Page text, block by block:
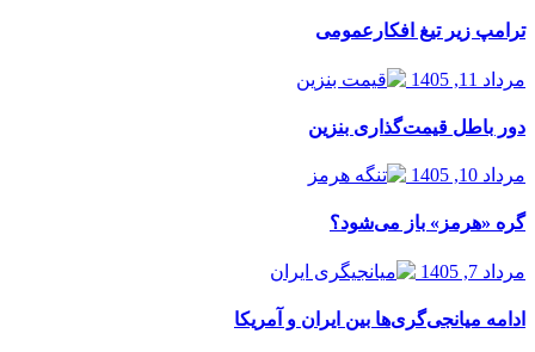
ترامپ زیر تیغ افکارعمومی
مرداد 11, 1405
دور باطل قیمت‌گذاری بنزین
مرداد 10, 1405
گره «هرمز» باز می‌شود؟
مرداد 7, 1405
ادامه میانجی‌گری‌ها بین ایران و آمریکا